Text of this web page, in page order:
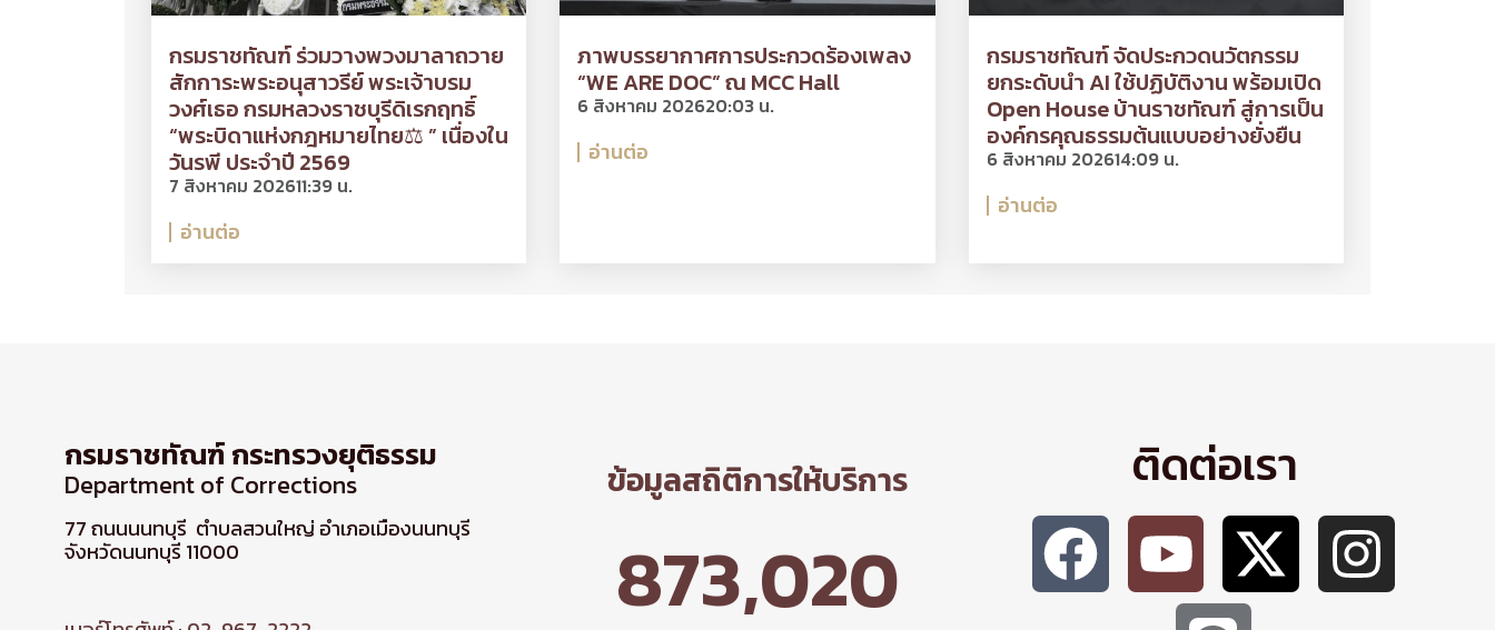
กรมราชทัณฑ์ ร่วมวางพวงมาลาถวาย
สักการะพระอนุสาวรีย์ พระเจ้าบรม
วงศ์เธอ กรมหลวงราชบุรีดิเรกฤทธิ์
“พระบิดาแห่งกฎหมายไทย⚖ ” เนื่องใน
วันรพี ประจำปี 2569
7 สิงหาคม 202611:39 น.
อ่านต่อ
ภาพบรรยากาศการประกวดร้องเพลง
“WE ARE DOC” ณ MCC Hall
6 สิงหาคม 202620:03 น.
อ่านต่อ
กรมราชทัณฑ์ จัดประกวดนวัตกรรม
ยกระดับนำ AI ใช้ปฏิบัติงาน พร้อมเปิด
Open House บ้านราชทัณฑ์ สู่การเป็น
องค์กรคุณธรรมต้นแบบอย่างยั่งยืน
6 สิงหาคม 202614:09 น.
อ่านต่อ
กรมราชทัณฑ์ กระทรวงยุติธรรม
Department of Corrections
77 ถนนนนทบุรี ตำบลสวนใหญ่ อำเภอเมืองนนทบุรี
จังหวัดนนทบุรี 11000
ข้อมูลสถิติการให้บริการ
873,020
ติดต่อเรา